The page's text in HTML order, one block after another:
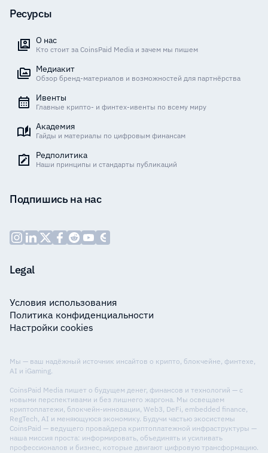
Ресурсы
О нас
Кто стоит за CoinsPaid Media и зачем мы пишем
Медиакит
Обзор бренд-материалов и возможностей для партнёрства
Ивенты
Главные крипто- и финтех-ивенты по всему миру
Академия
Гайды и материалы по цифровым финансам
Редполитика
Наши принципы и стандарты публикаций
Подпишись на нас
Legal
Условия использования
Политика конфиденциальности
Настройки cookies
Мы — ваш надёжный источник инсайтов о крипто, блокчейне, финтехе,
AI и iGaming.
CoinsPaid Media пишет о будущем денег, финансов и технологий — с
новыми перспективами и без лишнего жаргона. Мы освещаем
криптоплатежи, блокчейн-инновации, Web3, DeFi, embedded finance,
RegTech, AI и меняющуюся экономику. Будучи частью экосистемы
CoinsPaid — ведущего провайдера криптоплатежной инфраструктуры —
наша миссия проста: информировать, объединять и усиливать
профессионалов и бизнес, которые двигают цифровую трансформацию.